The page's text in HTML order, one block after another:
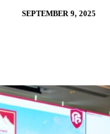
SEPTEMBER 9, 2025